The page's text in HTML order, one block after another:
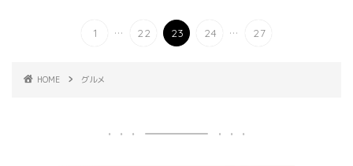
1 ... 22 23 24 ... 27
HOME グルメ